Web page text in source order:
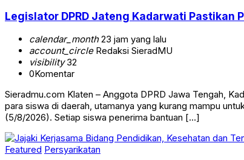
Legislator DPRD Jateng Kadarwati Pastikan
calendar_month23 jam yang lalu
account_circleRedaksi SieradMU
visibility32
0Komentar
Sieradmu.com Klaten – Anggota DPRD Jawa Tengah,
para siswa di daerah, utamanya yang kurang mampu
(5/8/2026). Setiap siswa penerima bantuan […]
Featured Persyarikatan